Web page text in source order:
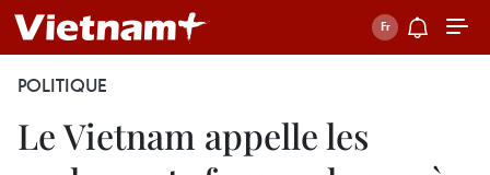
POLITIQUE
Le Vietnam appelle les